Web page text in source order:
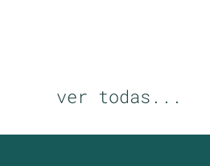
ver todas...